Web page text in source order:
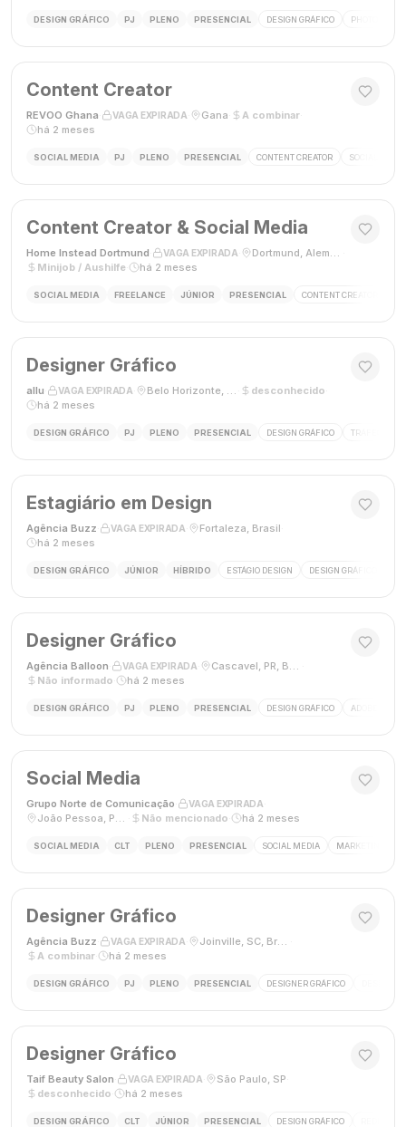
DESIGN GRÁFICO PJ PLENO PRESENCIAL DESIGN GRÁFICO PHOTOSHOP
Content Creator
REVOO Ghana VAGA EXPIRADA Gana A combinar·
há 2 meses
SOCIAL MEDIA PJ PLENO PRESENCIAL CONTENT CREATOR SOCIAL MEDIA
Content Creator & Social Media
Home Instead Dortmund VAGA EXPIRADA Dortmund, Alemanha
Minijob / Aushilfe
há 2 meses
SOCIAL MEDIA FREELANCE JÚNIOR PRESENCIAL CONTENT CREATOR
Designer Gráfico
allu VAGA EXPIRADA Belo Horizonte, MG, Brasil desconhecido
há 2 meses
DESIGN GRÁFICO PJ PLENO PRESENCIAL DESIGN GRÁFICO TRÁFEGO
Estagiário em Design
Agência Buzz VAGA EXPIRADA Fortaleza, Brasil
há 2 meses
DESIGN GRÁFICO JÚNIOR HÍBRIDO ESTÁGIO DESIGN DESIGN GRÁFICO
Designer Gráfico
Agência Balloon VAGA EXPIRADA Cascavel, PR, Brasil
Não informado
há 2 meses
DESIGN GRÁFICO PJ PLENO PRESENCIAL DESIGN GRÁFICO ADOBE
Social Media
Grupo Norte de Comunicação VAGA EXPIRADA
João Pessoa, Paraíba, Brasil
Não mencionado há 2 meses
SOCIAL MEDIA CLT PLENO PRESENCIAL SOCIAL MEDIA MARKETING
Designer Gráfico
Agência Buzz VAGA EXPIRADA Joinville, SC, Brasil
A combinar
há 2 meses
DESIGN GRÁFICO PJ PLENO PRESENCIAL DESIGNER GRÁFICO
Designer Gráfico
Taif Beauty Salon VAGA EXPIRADA São Paulo, SP
desconhecido
há 2 meses
DESIGN GRÁFICO CLT JÚNIOR PRESENCIAL DESIGN GRÁFICO